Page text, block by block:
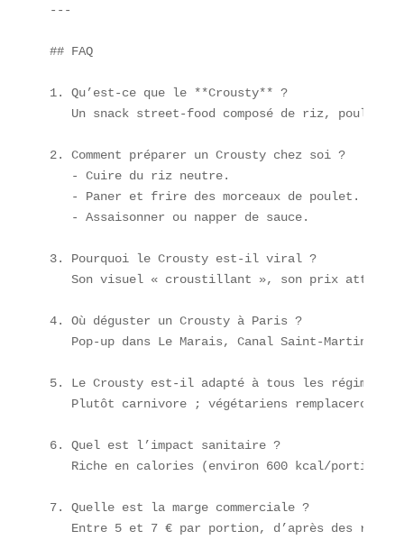
---
## FAQ
1. Qu’est-ce que le **Crousty** ?
Un snack street-food composé de riz, poulet
2. Comment préparer un Crousty chez soi ?
   - Cuire du riz neutre.
   - Paner et frire des morceaux de poulet.
   - Assaisonner ou napper de sauce.
3. Pourquoi le Crousty est-il viral ?
Son visuel « croustillant », son prix
4. Où déguster un Crousty à Paris ?
Pop-up dans Le Marais, Canal Saint-Martin ou
5. Le Crousty est-il adapté à tous les régimes
Plutôt carnivore ; végétariens remplaceront
6. Quel est l’impact sanitaire ?
Riche en calories (environ 600 kcal/
7. Quelle est la marge commerciale ?
Entre 5 et 7 € par portion, d’après des